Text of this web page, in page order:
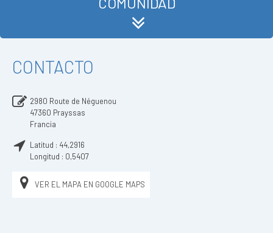
CONTACTO
2980 Route de Néguenou
47360 Prayssas
Francia
Latitud : 44,2916
Longitud : 0,5407
VER EL MAPA EN GOOGLE MAPS